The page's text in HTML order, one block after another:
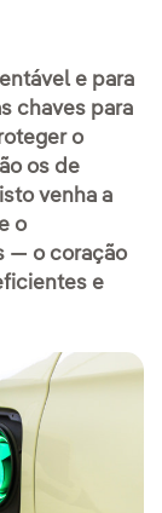
e para
chaves para
o
os de
venha a
o
— o coração
e